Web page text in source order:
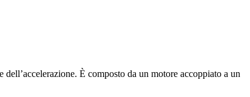
È composto da un motore accoppiato a un